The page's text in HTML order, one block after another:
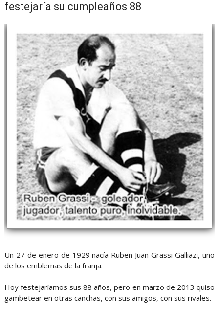
festejaría su cumpleaños 88
Un 27 de enero de 1929 nacía Ruben Juan Grassi Galliazi, uno
de los emblemas de la franja.
Hoy festejaríamos sus 88 años, pero en marzo de 2013 quiso
gambetear en otras canchas, con sus amigos, con sus rivales.